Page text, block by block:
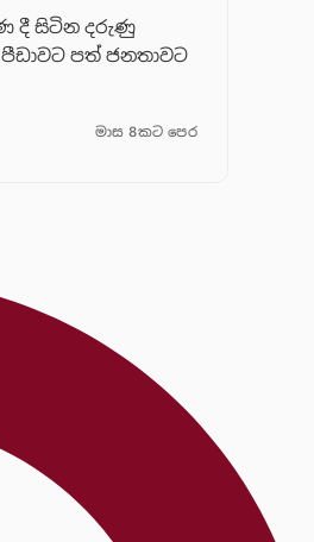
දී සිටින දරුණු
පත් ජනතාවට
මාස 8කට පෙර